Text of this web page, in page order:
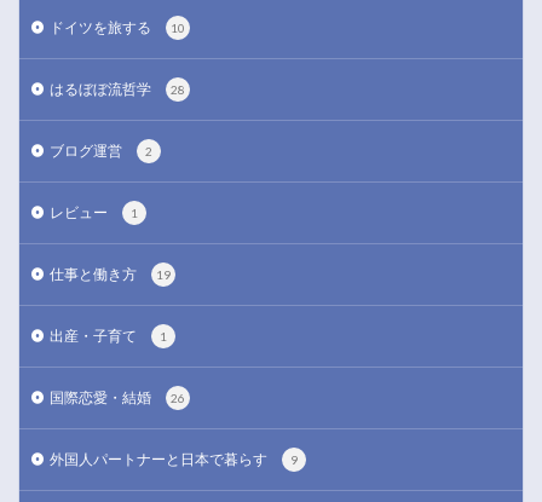
ドイツを旅する 10
はるぼぼ流哲学 28
ブログ運営 2
レビュー 1
仕事と働き方 19
出産・子育て 1
国際恋愛・結婚 26
外国人パートナーと日本で暮らす 9